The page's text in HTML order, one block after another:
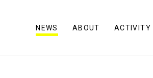
NEWS ABOUT ACTIVITY